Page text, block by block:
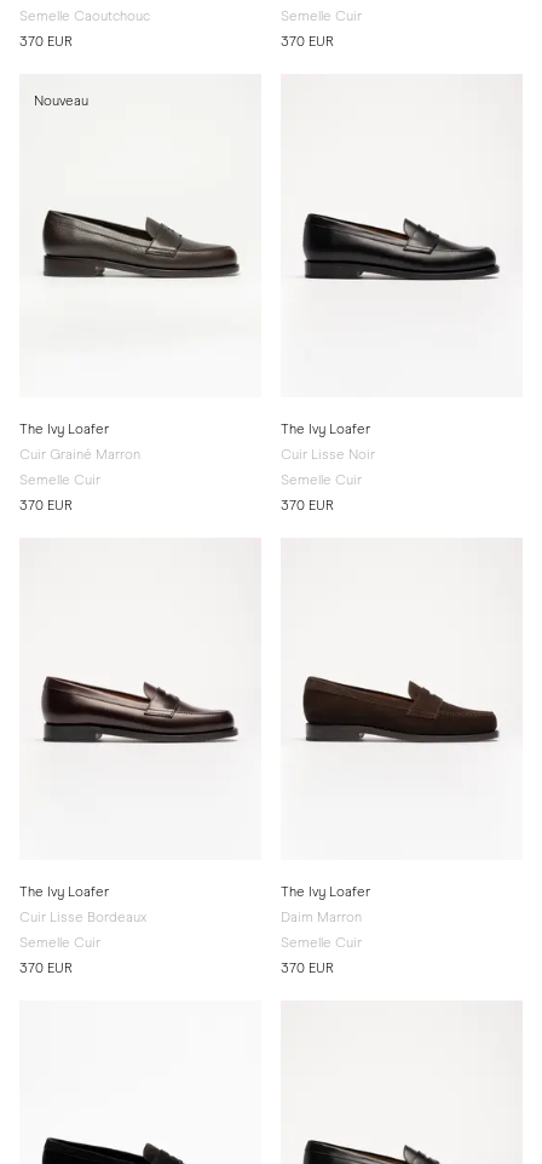
Semelle Caoutchouc
370 EUR
Semelle Cuir
370 EUR
Nouveau
The Ivy Loafer
Cuir Grainé Marron
Semelle Cuir
370 EUR
The Ivy Loafer
Cuir Lisse Noir
Semelle Cuir
370 EUR
The Ivy Loafer
Cuir Lisse Bordeaux
Semelle Cuir
370 EUR
The Ivy Loafer
Daim Marron
Semelle Cuir
370 EUR